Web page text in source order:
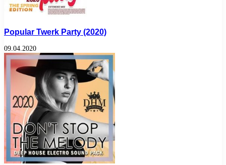
Popular Twerk Party (2020)
09.04.2020